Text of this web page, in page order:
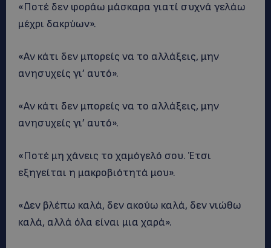
«Ποτέ δεν φοράω μάσκαρα γιατί συχνά γελάω
μέχρι δακρύων».
«Αν κάτι δεν μπορείς να το αλλάξεις, μην
ανησυχείς γι’ αυτό».
«Αν κάτι δεν μπορείς να το αλλάξεις, μην
ανησυχείς γι’ αυτό».
«Ποτέ μη χάνεις το χαμόγελό σου. Έτσι
εξηγείται η μακροβιότητά μου».
«Δεν βλέπω καλά, δεν ακούω καλά, δεν νιώθω
καλά, αλλά όλα είναι μια χαρά».